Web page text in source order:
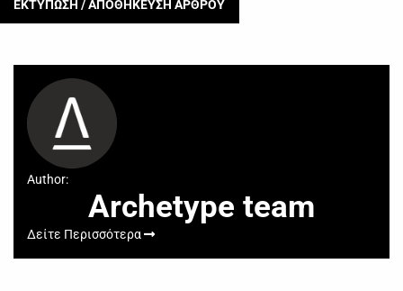
ΕΚΤΥΠΩΣΗ / ΑΠΟΘΗΚΕΥΣΗ ΑΡΘΡΟΥ
Author:
Archetype team
Δείτε Περισσότερα